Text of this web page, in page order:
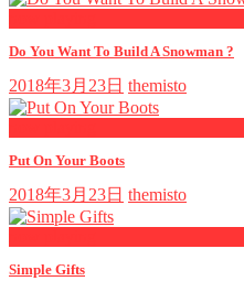
Do You Want To Build A Snowman ?
2018年3月23日 themisto
Put On Your Boots
2018年3月23日 themisto
Simple Gifts